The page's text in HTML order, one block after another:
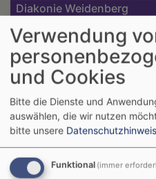
Diakonie Weidenberg
KG Nemmersdorf
Verwendung
und Cookies
Bitte die Dienste und
auswählen, die wir nutzen
bitte unsere
Funktional (immer